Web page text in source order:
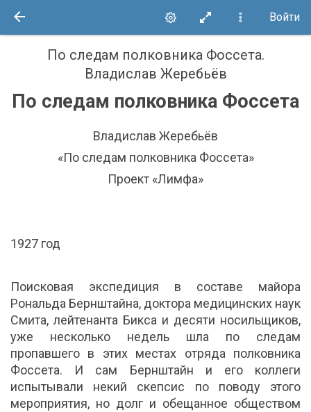
Войти
По следам полковника Фоссета.
Владислав Жеребьёв
По следам полковника Фоссета
Владислав Жеребьёв
«По следам полковника Фоссета»
Проект «Лимфа»
1927 год
Поисковая экспедиция в составе майора
Рональда Бернштайна, доктора медицинских наук
Смита, лейтенанта Бикса и десяти носильщиков,
уже несколько недель шла по следам
пропавшего в этих местах отряда полковника
Фоссета. И сам Бернштайн и его коллеги
испытывали некий скепсис по поводу этого
мероприятия, но долг и обещанное обществом